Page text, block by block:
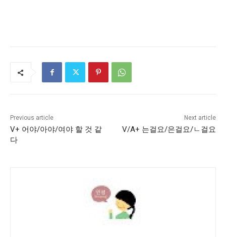
Previous article
V+ 어야/아야/여야 할 것 같
다
Next article
V/A+ 는걸요/은걸요/ㄴ걸요